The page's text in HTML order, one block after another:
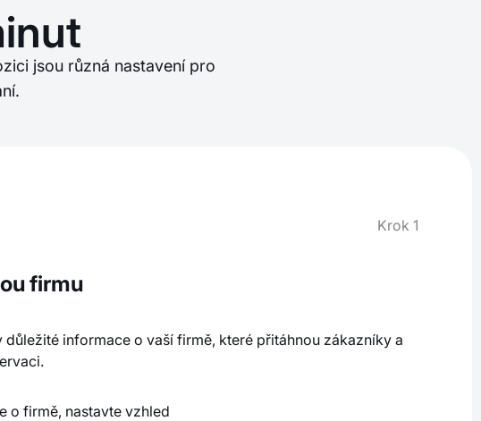
jsou různá nastavení pro
Krok 1
firmu
důležité informace o vaší firmě, které přitáhnou zákazníky a
o firmě, nastavte vzhled